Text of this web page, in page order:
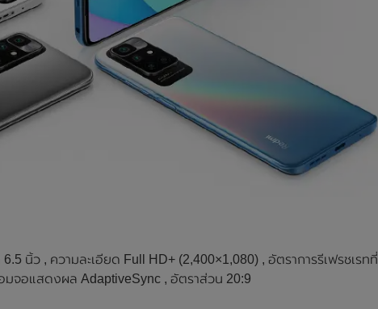
นิ้ว , ความละเอียด Full HD+ (2,400×1,080) , อัตราการรีเฟรชเรทที่
จอแสดงผล AdaptiveSync , อัตราส่วน 20:9